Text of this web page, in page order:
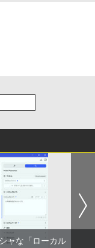
クロ版 39 (ジャンプ
ふたり 9巻 (デジタル
クス)
ャな「ローカル